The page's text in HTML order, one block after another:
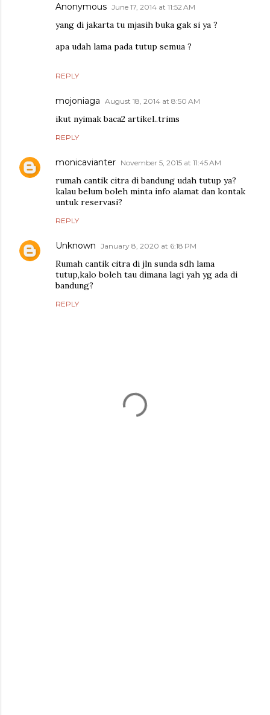
Anonymous June 17, 2014 at 11:52 AM
yang di jakarta tu mjasih buka gak si ya ?
apa udah lama pada tutup semua ?
REPLY
mojoniaga August 18, 2014 at 8:50 AM
ikut nyimak baca2 artikel..trims
REPLY
monicavianter November 5, 2015 at 11:45 AM
rumah cantik citra di bandung udah tutup ya?
kalau belum boleh minta info alamat dan kontak
untuk reservasi?
REPLY
Unknown January 8, 2020 at 6:18 PM
Rumah cantik citra di jln sunda sdh lama
tutup,kalo boleh tau dimana lagi yah yg ada di
bandung?
REPLY